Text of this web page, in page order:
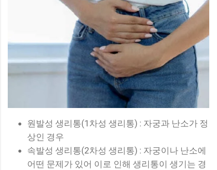
원발성 생리통(1차성 생리통) : 자궁과 난소가 정
상인 경우
속발성 생리통(2차성 생리통) : 자궁이나 난소에
어떤 문제가 있어 이로 인해 생리통이 생기는 경